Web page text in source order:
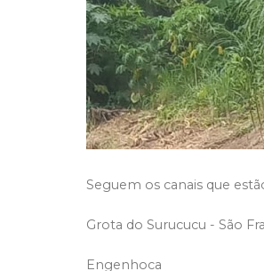
Seguem os canais que
Grota do Surucucu - São
Engenhoca